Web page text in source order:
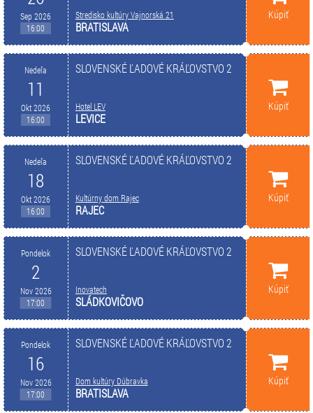
Sep 2026
16:00
Stredisko kultúry Vajnorská 21
BRATISLAVA
Kúpiť
Nedeľa
11
Okt 2026
16:00
SLOVENSKÉ ĽADOVÉ KRÁĽOVSTVO 2
Hotel LEV
LEVICE
Kúpiť
Nedeľa
18
Okt 2026
16:00
SLOVENSKÉ ĽADOVÉ KRÁĽOVSTVO 2
Kultúrny dom Rajec
RAJEC
Kúpiť
Pondelok
2
Nov 2026
17:00
SLOVENSKÉ ĽADOVÉ KRÁĽOVSTVO 2
Inovatech
SLÁDKOVIČOVO
Kúpiť
Pondelok
16
Nov 2026
17:00
SLOVENSKÉ ĽADOVÉ KRÁĽOVSTVO 2
Dom kultúry Dúbravka
BRATISLAVA
Kúpiť